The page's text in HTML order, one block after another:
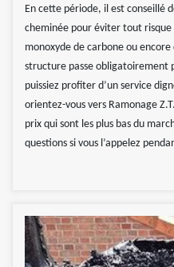
En cette période, il est conseillé
cheminée pour éviter tout risque
monoxyde de carbone ou
structure passe obligatoirement
puissiez profiter d’un service
orientez-vous vers Ramonage
prix qui sont les plus bas du
questions si vous l’appelez